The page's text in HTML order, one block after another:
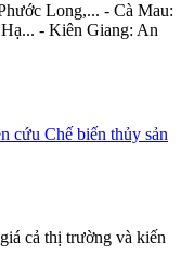
Long,... - Cà Mau:
- Kiên Giang: An
cứu Chế biến thủy sản
cả thị trường và kiến